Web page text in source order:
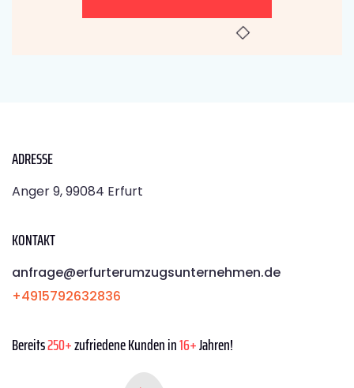
ADRESSE
Anger 9, 99084 Erfurt
KONTAKT
anfrage@erfurterumzugsunternehmen.de
+4915792632836
Bereits250+zufriedene Kunden in16+Jahren!